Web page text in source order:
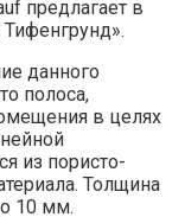
предлагает в
Тифенгрунд».
данного
полоса,
в целях
из пористо-
Толщина
10 мм.